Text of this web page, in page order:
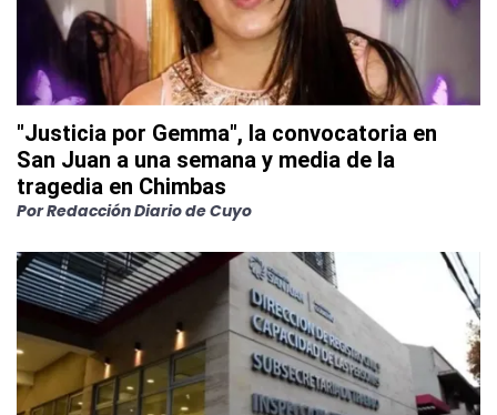
"Justicia por Gemma", la convocatoria en
San Juan a una semana y media de la
tragedia en Chimbas
PorRedacción Diario de Cuyo